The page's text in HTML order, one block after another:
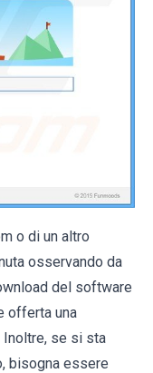
o di un altro
osservando da
del software
offerta una
Inoltre, se si sta
bisogna essere